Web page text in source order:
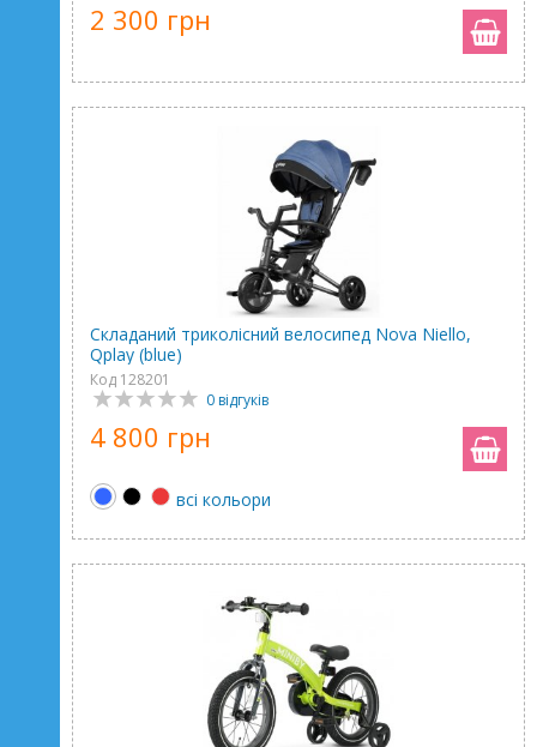
2 300 грн
Складаний триколісний велосипед Nova Niello,
Qplay (blue)
Код 128201
0 відгуків
4 800 грн
всі кольори